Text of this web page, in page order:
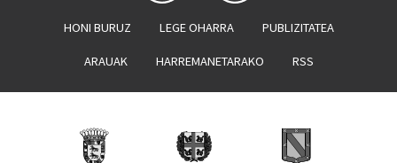
HONI BURUZ LEGE OHARRA PUBLIZITATEA
ARAUAK HARREMANETARAKO RSS